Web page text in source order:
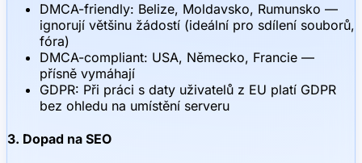
DMCA-friendly: Belize, Moldavsko, Rumunsko —
ignorují většinu žádostí (ideální pro sdílení souborů,
fóra)
DMCA-compliant: USA, Německo, Francie —
přísně vymáhají
GDPR: Při práci s daty uživatelů z EU platí GDPR
bez ohledu na umístění serveru
3. Dopad na SEO